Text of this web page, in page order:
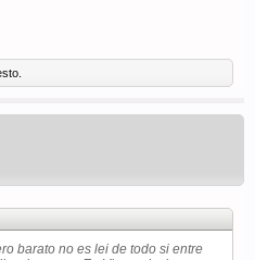
barato no es lei de todo si entre